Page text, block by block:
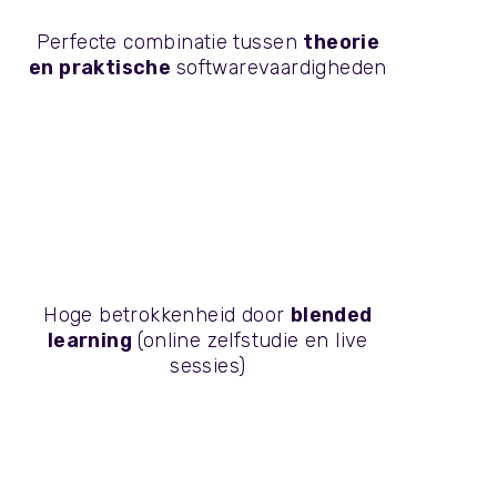
Perfecte combinatie tussen theorie
en praktische softwarevaardigheden
Hoge betrokkenheid door blended
learning (online zelfstudie en live
sessies)